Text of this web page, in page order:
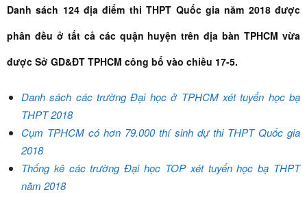
Danh sách 124 địa điểm thi THPT Quốc gia năm 2018 được
phân đều ở tất cả các quận huyện trên địa bàn TPHCM vừa
được Sở GD&ĐT TPHCM công bố vào chiều 17-5.
Danh sách các trường Đại học ở TPHCM xét tuyển học bạ
THPT 2018
Cụm TPHCM có hơn 79.000 thí sinh dự thi THPT Quốc gia
2018
Thống kê các trường Đại học TOP xét tuyển học bạ THPT
năm 2018